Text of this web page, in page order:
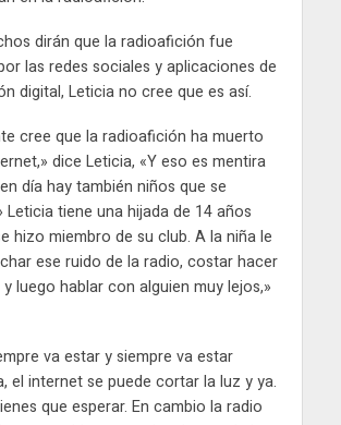
dirán que la radioafición fue
las redes sociales y aplicaciones de
digital, Leticia no cree que es así.
cree que la radioafición ha muerto
dice Leticia, «Y eso es mentira
día hay también niños que se
Leticia tiene una hijada de 14 años
hizo miembro de su club. A la niña le
ese ruido de la radio, costar hacer
luego hablar con alguien muy lejos,»
va estar y siempre va estar
el internet se puede cortar la luz y ya.
que esperar. En cambio la radio